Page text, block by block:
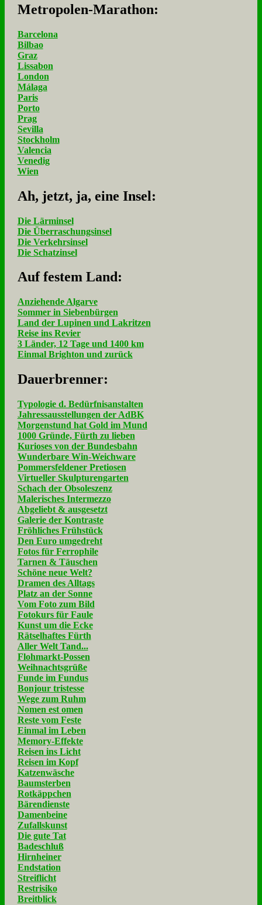
Me­tro­po­len-Ma­ra­thon:
Barcelona
Bilbao
Graz
Lissabon
London
Málaga
Paris
Porto
Prag
Sevilla
Stockholm
Valencia
Venedig
Wien
Ah, jetzt, ja, ei­ne In­sel:
Die Lärminsel
Die Überraschungsinsel
Die Verkehrsinsel
Die Schatzinsel
Auf fe­stem Land:
Anziehende Algarve
Sommer in Siebenbürgen
Land der Lupinen und Lakritzen
Reise ins Revier
3 Länder, 12 Tage und 1400 km
Einmal Brighton und zurück
Dau­er­bren­ner:
Typologie d. Bedürfnisanstalten
Jahressausstellungen der AdBK
Morgenstund hat Gold im Mund
1000 Gründe, Fürth zu lieben
Kurioses von der Bundesbahn
Wunderbare Win-Weichware
Pommersfeldener Pretiosen
Virtueller Skulpturengarten
Schach der Obsoleszenz
Malerisches Intermezzo
Abgeliebt & ausgesetzt
Galerie der Kontraste
Fröhliches Frühstück
Den Euro umgedreht
Fotos für Ferrophile
Tarnen & Täuschen
Schöne neue Welt?
Dramen des Alltags
Platz an der Sonne
Vom Foto zum Bild
Fotokurs für Faule
Kunst um die Ecke
Rätselhaftes Fürth
Aller Welt Tand...
Flohmarkt-Possen
Weihnachtsgrüße
Funde im Fundus
Bonjour tristesse
Wege zum Ruhm
Nomen est omen
Reste vom Feste
Einmal im Leben
Memory-Effekte
Reisen ins Licht
Reisen im Kopf
Katzenwäsche
Baumsterben
Rotkäppchen
Bärendienste
Damenbeine
Zufallskunst
Die gute Tat
Badeschluß
Hirnheiner
Endstation
Streiflicht
Restrisiko
Breitblick